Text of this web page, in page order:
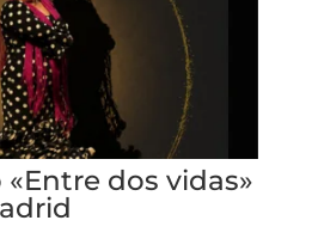
dos vidas»